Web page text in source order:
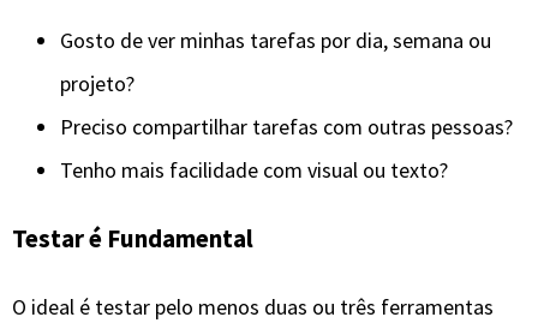
Gosto de ver minhas tarefas por dia, semana ou
projeto?
Preciso compartilhar tarefas com outras pessoas?
Tenho mais facilidade com visual ou texto?
Testar é Fundamental
O ideal é testar pelo menos duas ou três ferramentas